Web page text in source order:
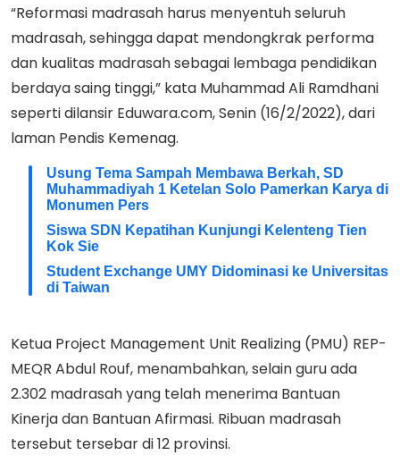
“Reformasi madrasah harus menyentuh seluruh
madrasah, sehingga dapat mendongkrak performa
dan kualitas madrasah sebagai lembaga pendidikan
berdaya saing tinggi,” kata Muhammad Ali Ramdhani
seperti dilansir Eduwara.com, Senin (16/2/2022), dari
laman Pendis Kemenag.
Usung Tema Sampah Membawa Berkah, SD
Muhammadiyah 1 Ketelan Solo Pamerkan Karya di
Monumen Pers
Siswa SDN Kepatihan Kunjungi Kelenteng Tien
Kok Sie
Student Exchange UMY Didominasi ke Universitas
di Taiwan
Ketua Project Management Unit Realizing (PMU) REP-
MEQR Abdul Rouf, menambahkan, selain guru ada
2.302 madrasah yang telah menerima Bantuan
Kinerja dan Bantuan Afirmasi. Ribuan madrasah
tersebut tersebar di 12 provinsi.